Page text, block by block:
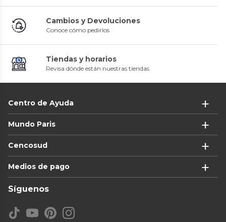
Cambios y Devoluciones
Conoce cómo pedirlos
Tiendas y horarios
Revisa dónde están nuestras tiendas
Centro de Ayuda
Mundo Paris
Cencosud
Medios de pago
Síguenos